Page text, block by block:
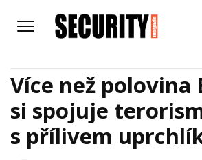
Více než polovina
si spojuje
s přílivem